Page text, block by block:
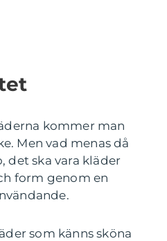
kommer man
Men vad menas då
det ska vara kläder
form genom en
som känns sköna